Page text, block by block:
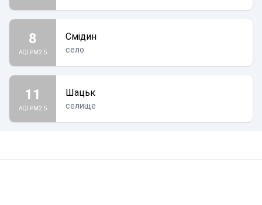
8
AQI PM2.5
Смідин
село
11
AQI PM2.5
Шацьк
селище